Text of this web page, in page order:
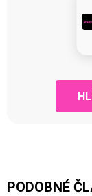
PODOBNÉ